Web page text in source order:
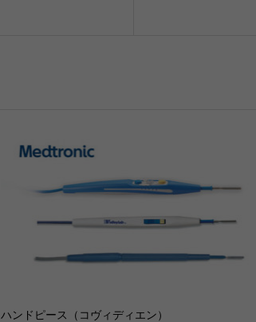
ハンドピース（コヴィディエン）